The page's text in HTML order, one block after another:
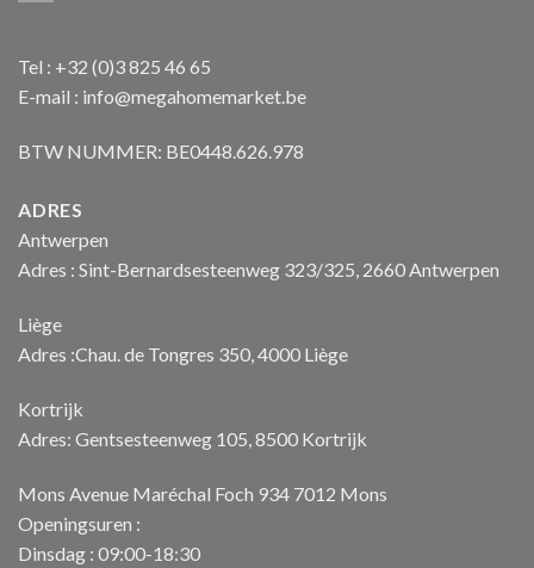
Tel : +32 (0)3 825 46 65
E-mail : info@megahomemarket.be
BTW NUMMER: BE0448.626.978
ADRES
Antwerpen
Adres : Sint-Bernardsesteenweg 323/325, 2660 Antwerpen
Liège
Adres :Chau. de Tongres 350, 4000 Liège
Kortrijk
Adres: Gentsesteenweg 105, 8500 Kortrijk
Mons Avenue Maréchal Foch 934 7012 Mons
Openingsuren :
Dinsdag : 09:00-18:30